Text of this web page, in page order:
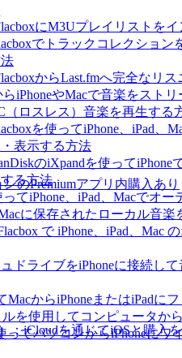
にM3Uプレイリストを
でトラックコレクショ
からLast.fmへ完全なリ
らiPhoneやMacで音楽をスト
（ロスレス）音楽を再生する
を使ってiPhone、iPad、
表示する方法
のiXpandを使って
る方法
ってiPhone、iPad、Macでオ
に保存されたローカル音楽
で iPhone、iPad、Mac
ドライブをiPhoneに接続し
MacからiPhoneまたはiPadに
を使用してコンピュータか
ってパソコンからiPhoneにワ
のPremiumアプリ内購入あり
；iCloudを通じてiOSと購入を